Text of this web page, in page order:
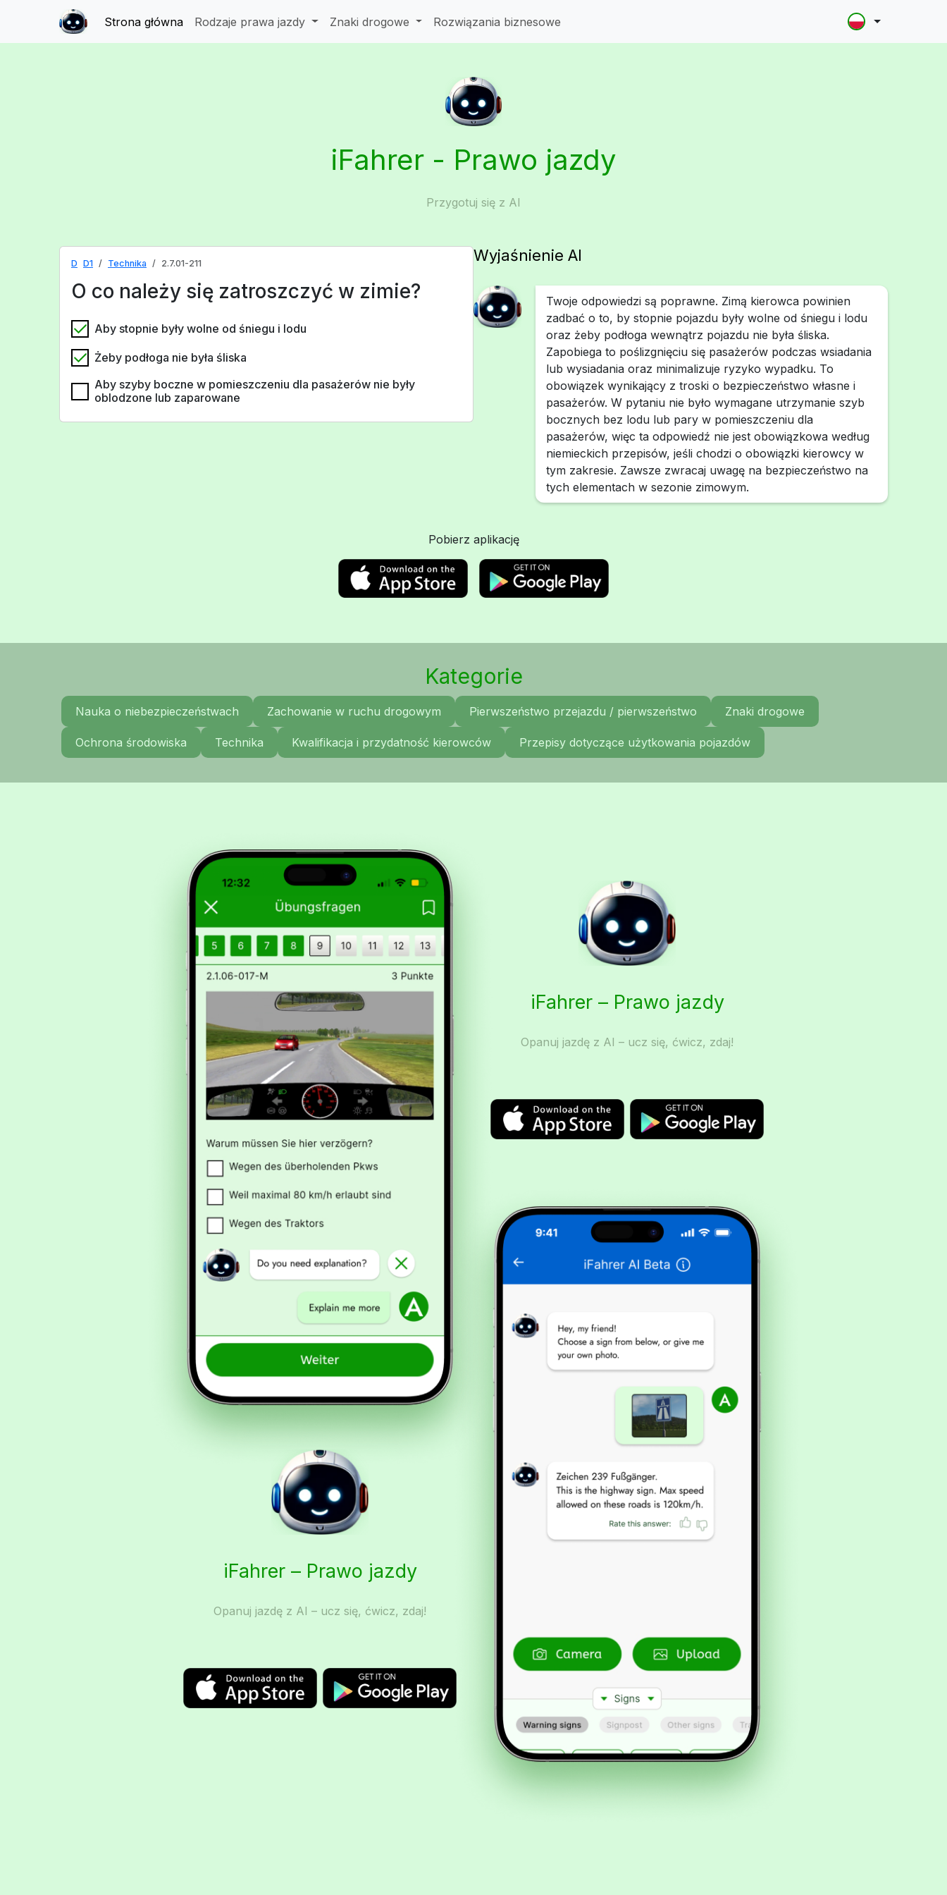
Strona główna Rodzaje prawa jazdy Znaki drogowe Rozwiązania biznesowe
iFahrer - Prawo jazdy
Przygotuj się z AI
D D1 Technika 2.7.01-211
O co należy się zatroszczyć w zimie?
Aby stopnie były wolne od śniegu i lodu
Żeby podłoga nie była śliska
Aby szyby boczne w pomieszczeniu dla pasażerów nie były
oblodzone lub zaparowane
Wyjaśnienie AI
Twoje odpowiedzi są poprawne. Zimą kierowca powinien
zadbać o to, by stopnie pojazdu były wolne od śniegu i lodu
oraz żeby podłoga wewnątrz pojazdu nie była śliska.
Zapobiega to poślizgnięciu się pasażerów podczas wsiadania
lub wysiadania oraz minimalizuje ryzyko wypadku. To
obowiązek wynikający z troski o bezpieczeństwo własne i
pasażerów. W pytaniu nie było wymagane utrzymanie szyb
bocznych bez lodu lub pary w pomieszczeniu dla
pasażerów, więc ta odpowiedź nie jest obowiązkowa według
niemieckich przepisów, jeśli chodzi o obowiązki kierowcy w
tym zakresie. Zawsze zwracaj uwagę na bezpieczeństwo na
tych elementach w sezonie zimowym.
Pobierz aplikację
Kategorie
Nauka o niebezpieczeństwach Zachowanie w ruchu drogowym Pierwszeństwo przejazdu / pierwszeństwo Znaki drogowe
Ochrona środowiska Technika Kwalifikacja i przydatność kierowców Przepisy dotyczące użytkowania pojazdów
iFahrer – Prawo jazdy
Opanuj jazdę z AI – ucz się, ćwicz, zdaj!
iFahrer – Prawo jazdy
Opanuj jazdę z AI – ucz się, ćwicz, zdaj!